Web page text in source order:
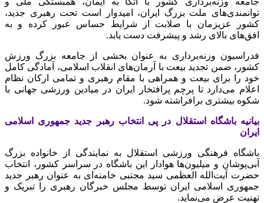
توانمندی‌های ملت بزرگ ایران، امیدوار است تحت رهبری جدید،
کشور عزیزمان با صلابت از شرایط حساس عبور کرده و به
افق‌های بالای رشد و پیشرفت دست یابد.
فدراسیون وزنه‌برداری به ‌عنوان بخشی از جامعه بزرگ ورزش
کشور، ضمن تجدید بیعت با آرمان‌های انقلاب اسلامی، آمادگی کامل
خود را برای بیعت و همراهی با مقام رهبری و تمامی ارکان نظام
اعلام می‌دارد تا پرچم پرافتخار ایران در میادین ورزشی جهانی با
شکوه بیشتری برافراشته شود.
بیانیه باشگاه استقلال در پی انتخاب رهبر جدید جمهوری اسلامی
ایران
باشگاه فرهنگی ورزشی استقلال به نمایندگی از خانواده بزرگ
آبی‌پوشان و میلیون‌ها هوادار این باشگاه در سراسر کشور، انتخاب
حضرت آیت‌الله العظمی سید مجتبی خامنه‌ای به عنوان رهبر جدید
جمهوری اسلامی ایران توسط مجلس خبرگان رهبری را تبریک و
تهنیت عرض می‌نماید.